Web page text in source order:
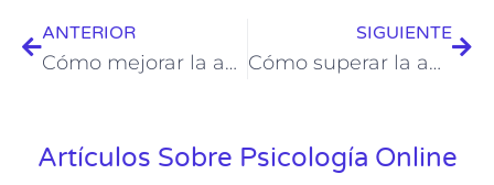
ANTERIOR
Cómo mejorar la autoestima: 10 consejos prácticos
SIGUIENTE
Cómo superar la adicción al tabaco: Consejos efectivos para dejar de fumar
Artículos Sobre Psicología Online